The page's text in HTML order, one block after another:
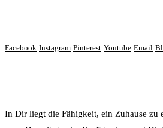
Facebook Instagram Pinterest Youtube Email
In Dir liegt die Fähigkeit, ein Zuhause zu